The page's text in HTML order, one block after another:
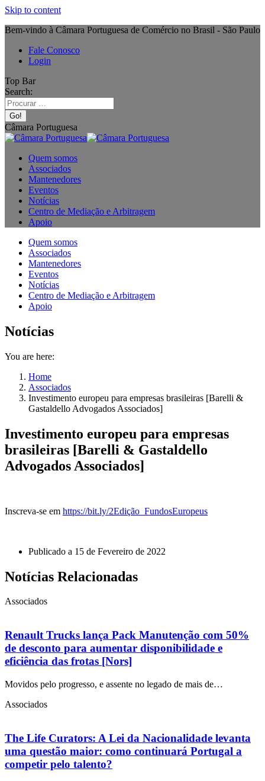
Skip to content
Bem-vindo à Câmara Portuguesa de Comércio no Brasil - São Paulo
Fale Conosco
Login
Top Bar
Search:
Câmara Portuguesa
Quem somos
Associados
Mantenedores
Eventos
Notícias
Centro de Mediação e Arbitragem
Apoio
Quem somos
Associados
Mantenedores
Eventos
Notícias
Centro de Mediação e Arbitragem
Apoio
Notícias
You are here:
Home
Associados
Investimento europeu para empresas brasileiras [Barelli &
Gastaldello Advogados Associados]
Investimento europeu para empresas
brasileiras [Barelli & Gastaldello
Advogados Associados]
Inscreva-se em https://bit.ly/2Edição_FundosEuropeus
Publicado a 15 de Fevereiro de 2022
Notícias Relacionadas
Associados
Renault Trucks lança Pack Manutenção com 50%
de desconto para aumentar disponibilidade e
eficiência das frotas [Nors]
Movidos pelo progresso, e assente no legado de mais de…
Associados
The Life Curators: A Lei da Nacionalidade levanta
uma questão maior: como continuará Portugal a
competir pelo talento?